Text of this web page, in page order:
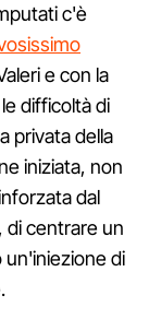
c'è
e con la
difficoltà di
privata della
iniziata, non
dal
, di centrare un
di